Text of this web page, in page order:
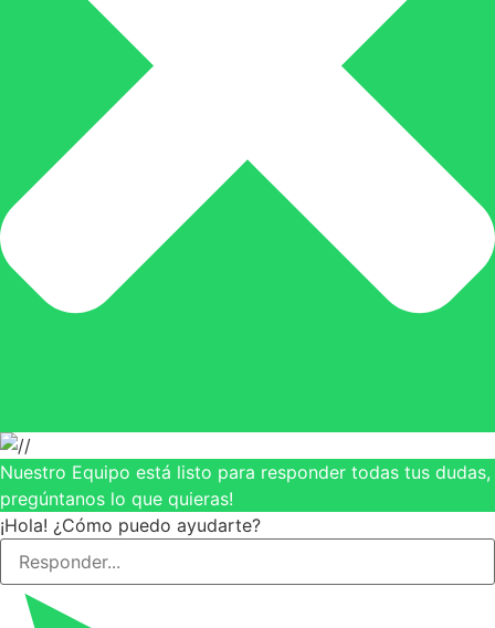
Nuestro Equipo está listo para responder todas tus dudas,
pregúntanos lo que quieras!
¡Hola! ¿Cómo puedo ayudarte?